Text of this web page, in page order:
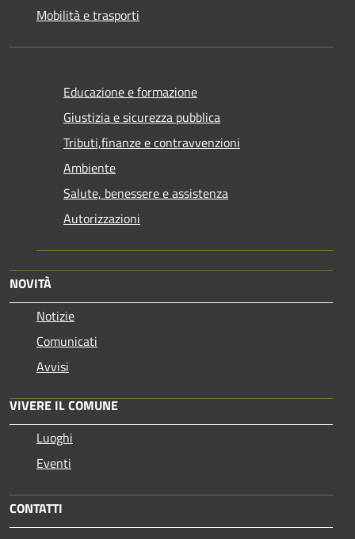
Mobilità e trasporti
Educazione e formazione
Giustizia e sicurezza pubblica
Tributi,finanze e contravvenzioni
Ambiente
Salute, benessere e assistenza
Autorizzazioni
NOVITÀ
Notizie
Comunicati
Avvisi
VIVERE IL COMUNE
Luoghi
Eventi
CONTATTI